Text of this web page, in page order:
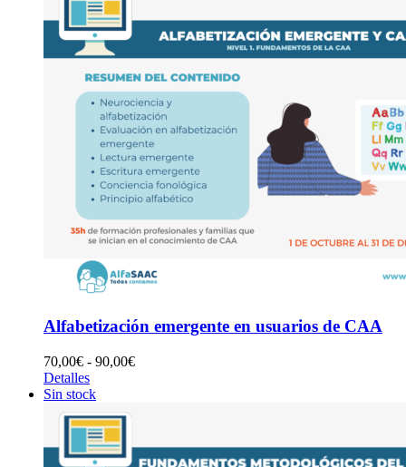
90,00€
Alfabetización emergente en usuarios de CAA
70,00€ - 90,00€Rango
90,00€
Detalles
Sin stock